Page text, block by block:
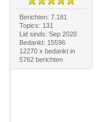
Berichten: 7.181
Topics: 131
Lid sinds: Sep 2020
Bedankt: 15596
12270 x bedankt in
5762 berichten